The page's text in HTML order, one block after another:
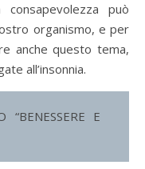
può
organismo, e per
anche questo tema,
all’insonnia.
“BENESSERE E